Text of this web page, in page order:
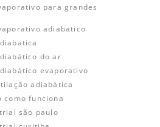
para grandes
adiabatico
do ar
evaporativo
adiabática
como funciona
são paulo